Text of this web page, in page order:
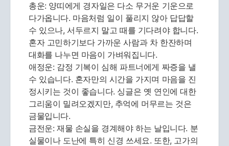
총운: 양띠에게 경자일은 다소 무거운 기운으로
다가옵니다. 마음처럼 일이 풀리지 않아 답답할
수 있으나, 서두르지 말고 때를 기다려야 합니다.
혼자 고민하기보다 가까운 사람과 차 한잔하며
대화를 나누면 마음이 가벼워집니다.
애정운: 감정 기복이 심해 파트너에게 짜증을 낼
수 있습니다. 혼자만의 시간을 가지며 마음을 진
정시키는 것이 좋습니다. 싱글은 옛 연인에 대한
그리움이 밀려오겠지만, 추억에 머무르는 것은
금물입니다.
금전운: 재물 손실을 경계해야 하는 날입니다. 분
실물이나 도난에 특히 신경 쓰세요. 또한, 고가의